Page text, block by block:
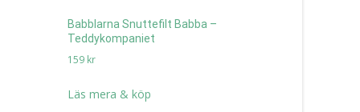
Babblarna Snuttefilt Babba –
Teddykompaniet
159 kr
Läs mera & köp